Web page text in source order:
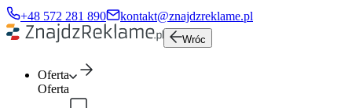
+48 572 281 890 kontakt@znajdzreklame.pl
Wróc
Oferta
Oferta